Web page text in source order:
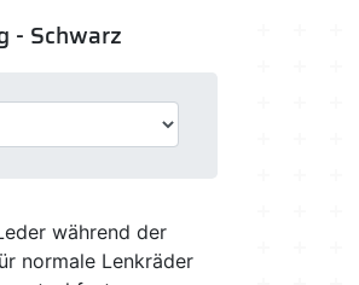
- Schwarz
während der
normale Lenkräder